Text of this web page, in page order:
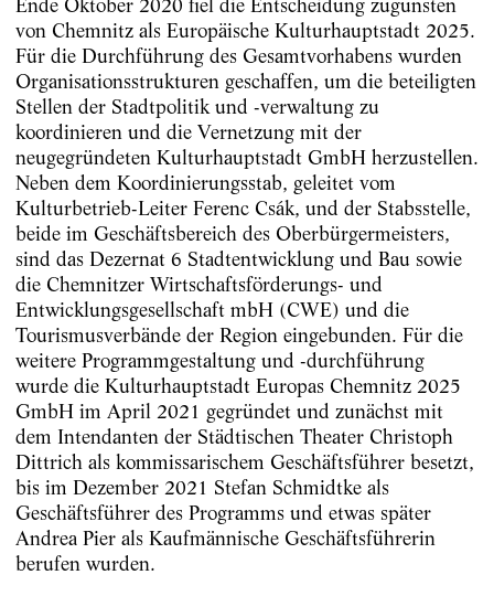
Ende Oktober 2020 fiel die Entscheidung zugunsten
von Chemnitz als Europäische Kulturhauptstadt 2025.
Für die Durchführung des Gesamtvorhabens wurden
Organisationsstrukturen geschaffen, um die beteiligten
Stellen der Stadtpolitik und -verwaltung zu
koordinieren und die Vernetzung mit der
neugegründeten Kulturhauptstadt GmbH herzustellen.
Neben dem Koordinierungsstab, geleitet vom
Kulturbetrieb-Leiter Ferenc Csák, und der Stabsstelle,
beide im Geschäftsbereich des Oberbürgermeisters,
sind das Dezernat 6 Stadtentwicklung und Bau sowie
die Chemnitzer Wirtschaftsförderungs- und
Entwicklungsgesellschaft mbH (CWE) und die
Tourismusverbände der Region eingebunden. Für die
weitere Programmgestaltung und -durchführung
wurde die Kulturhauptstadt Europas Chemnitz 2025
GmbH im April 2021 gegründet und zunächst mit
dem Intendanten der Städtischen Theater Christoph
Dittrich als kommissarischem Geschäftsführer besetzt,
bis im Dezember 2021 Stefan Schmidtke als
Geschäftsführer des Programms und etwas später
Andrea Pier als Kaufmännische Geschäftsführerin
berufen wurden.